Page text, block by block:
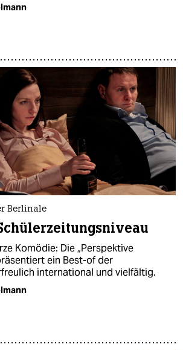
Berlinale
Komödie: Die „Perspektive
ein Best-of der
international und vielfältig.